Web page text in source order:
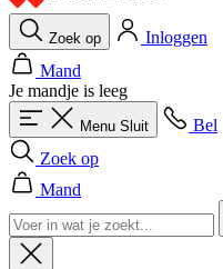
Zoek op
Inloggen
Mand
Je mandje is leeg
Menu Sluit
Bel
Zoek op
Mand